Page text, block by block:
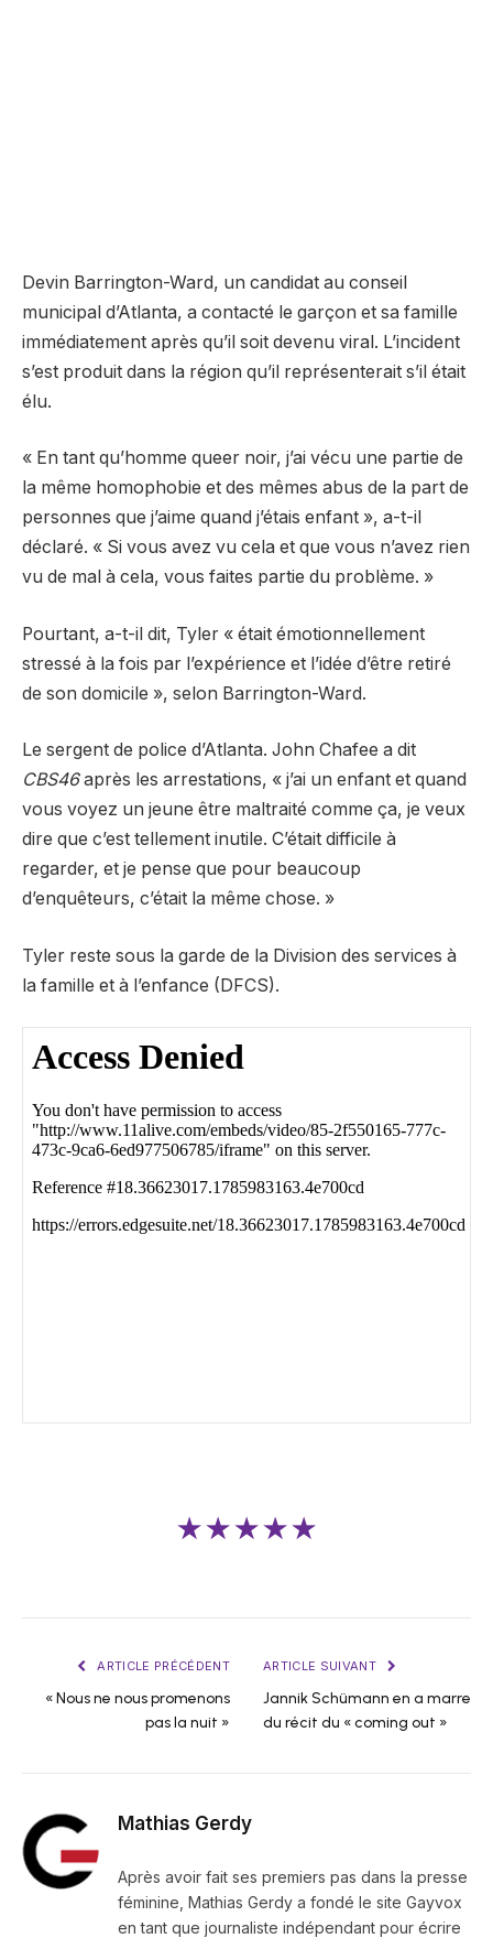
Devin Barrington-Ward, un candidat au conseil
municipal d’Atlanta, a contacté le garçon et sa famille
immédiatement après qu’il soit devenu viral. L’incident
s’est produit dans la région qu’il représenterait s’il était
élu.
« En tant qu’homme queer noir, j’ai vécu une partie de
la même homophobie et des mêmes abus de la part de
personnes que j’aime quand j’étais enfant », a-t-il
déclaré. « Si vous avez vu cela et que vous n’avez rien
vu de mal à cela, vous faites partie du problème. »
Pourtant, a-t-il dit, Tyler « était émotionnellement
stressé à la fois par l’expérience et l’idée d’être retiré
de son domicile », selon Barrington-Ward.
Le sergent de police d’Atlanta. John Chafee a dit
CBS46après les arrestations, « j’ai un enfant et quand
vous voyez un jeune être maltraité comme ça, je veux
dire que c’est tellement inutile. C’était difficile à
regarder, et je pense que pour beaucoup
d’enquêteurs, c’était la même chose. »
Tyler reste sous la garde de la Division des services à
la famille et à l’enfance (DFCS).
★★★★★
ARTICLE PRÉCÉDENT
« Nous ne nous promenons
pas la nuit »
ARTICLE SUIVANT
Jannik Schümann en a marre
du récit du « coming out »
Mathias Gerdy
Après avoir fait ses premiers pas dans la presse
féminine, Mathias Gerdy a fondé le site Gayvox
en tant que journaliste indépendant pour écrire